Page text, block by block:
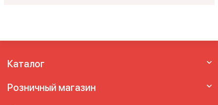
Каталог
Розничный магазин